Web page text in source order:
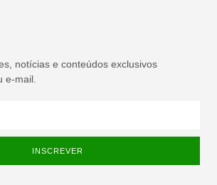
notícias e conteúdos exclusivos
e-mail.
INSCREVER